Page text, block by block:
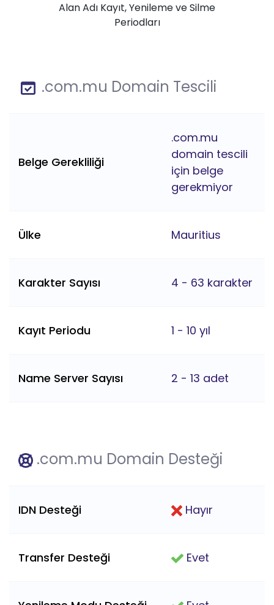
Alan Adı Kayıt, Yenileme ve Silme
Periodları
.com.mu Domain Tescili
Belge Gerekliliği
.com.mu
domain tescili
için belge
gerekmiyor
Ülke Mauritius
Karakter Sayısı 4 - 63 karakter
Kayıt Periodu 1 - 10 yıl
Name Server Sayısı 2 - 13 adet
.com.mu Domain Desteği
IDN Desteği Hayır
Transfer Desteği Evet